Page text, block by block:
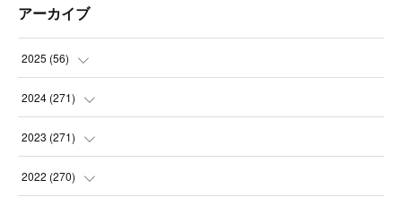
アーカイブ
2025 (56)
(14
(21
(21
2024 (271)
(21
(22
2023 (271)
(22
2022 (270)